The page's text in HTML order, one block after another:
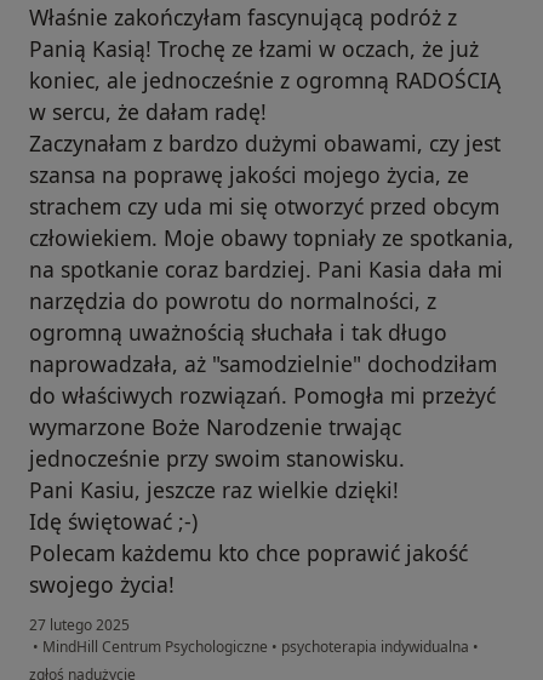
Właśnie zakończyłam fascynującą podróż z
Panią Kasią! Trochę ze łzami w oczach, że już
koniec, ale jednocześnie z ogromną RADOŚCIĄ
w sercu, że dałam radę!
Zaczynałam z bardzo dużymi obawami, czy jest
szansa na poprawę jakości mojego życia, ze
strachem czy uda mi się otworzyć przed obcym
człowiekiem. Moje obawy topniały ze spotkania,
na spotkanie coraz bardziej. Pani Kasia dała mi
narzędzia do powrotu do normalności, z
ogromną uważnością słuchała i tak długo
naprowadzała, aż "samodzielnie" dochodziłam
do właściwych rozwiązań. Pomogła mi przeżyć
wymarzone Boże Narodzenie trwając
jednocześnie przy swoim stanowisku.
Pani Kasiu, jeszcze raz wielkie dzięki!
Idę świętować ;-)
Polecam każdemu kto chce poprawić jakość
swojego życia!
27 lutego 2025
• MindHill Centrum Psychologiczne • psychoterapia indywidualna •
w opinii użytkownika Iza
zgłoś nadużycie